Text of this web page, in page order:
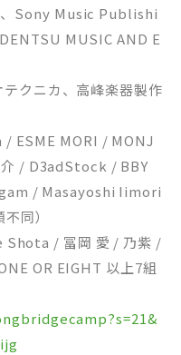
Sony Music Publishi
MUSIC AND E
クニカ、高峰楽器製作
ESME MORI / MONJ
/ D3adStock / BBY
/ Masayoshi Iimori
同）
Shota / 冨岡 愛 / 乃紫 /
OR EIGHT 以上7組